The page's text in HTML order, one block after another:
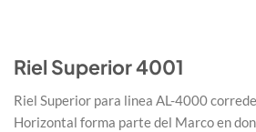
Riel Superior 4001
Riel Superior para linea AL-4000
Horizontal forma parte del Marco en